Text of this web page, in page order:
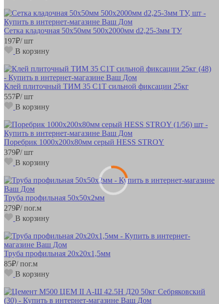
Сетка кладочная 50х50мм 500х2000мм d2,25-3мм ТУ
197₽/ шт
В корзину
Клей плиточный ТИМ 35 С1Т сильной фиксации 25кг
557₽/ шт
В корзину
Поребрик 1000х200х80мм серый HESS STROY
379₽/ шт
В корзину
Труба профильная 50х50х2мм
279₽/ пог.м
В корзину
Труба профильная 20х20х1,5мм
85₽/ пог.м
В корзину